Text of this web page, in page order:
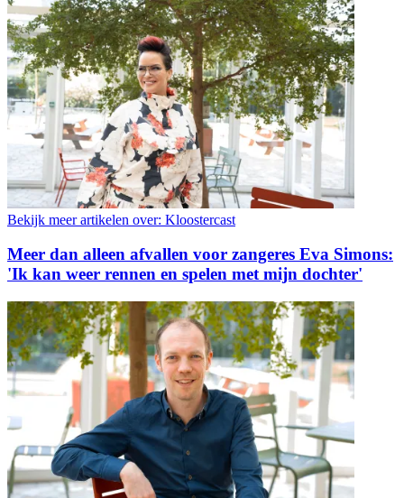
Bekijk meer artikelen over: Kloostercast
Meer dan alleen afvallen voor zangeres Eva Simons:
'Ik kan weer rennen en spelen met mijn dochter'